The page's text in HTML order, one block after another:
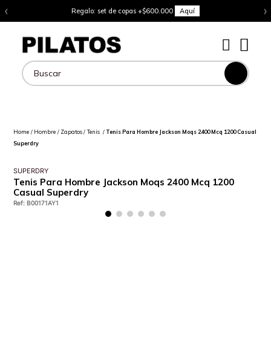
‹ Regalo: set de copas +$600.000 Aquí ›
Buscar
Hombre Zapatos Tenis
Tenis Para Hombre Jackson Moqs 2400 Mcq 1200 Casual
Superdry
SUPERDRY
Tenis Para Hombre Jackson Moqs 2400 Mcq 1200
Casual Superdry
Ref: B00171AY1